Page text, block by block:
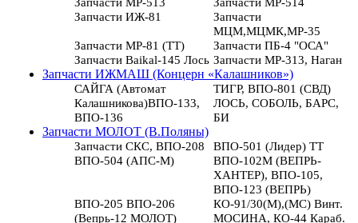
Запчасти ИЖ-81
Запчасти
МЦМ,МЦМК,МР-35
Запчасти МР-81 (ТТ)
Запчасти ПБ-4 "ОСА"
Запчасти Baikal-145 Лось Запчасти МР-313, Наган
Запчасти ИЖМАШ (Концерн «Калашников»)
САЙГА (Автомат
Калашникова)ВПО-133,
ВПО-136
ТИГР, ВПО-801 (СВД)
ЛОСЬ, СОБОЛЬ, БАРС,
БИ
Запчасти МОЛОТ (В.Поляны)
Запчасти СКС, ВПО-208
ВПО-501 (Лидер) ТТ
ВПО-504 (АПС-М)
ВПО-102М (ВЕПРЬ-
ХАНТЕР), ВПО-105,
ВПО-123 (ВЕПРЬ)
ВПО-205 ВПО-206
(Вепрь-12 МОЛОТ)
КО-91/30(М),(МС) Винт.
МОСИНА, КО-44 Караб.